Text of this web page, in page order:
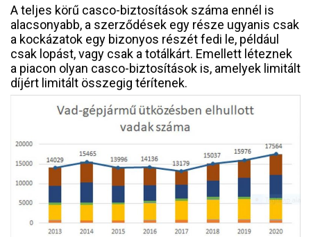
A teljes körű casco-biztosítások száma ennél is
alacsonyabb, a szerződések egy része ugyanis csak
a kockázatok egy bizonyos részét fedi le, például
csak lopást, vagy csak a totálkárt. Emellett léteznek
a piacon olyan casco-biztosítások is, amelyek limitált
díjért limitált összegig térítenek.